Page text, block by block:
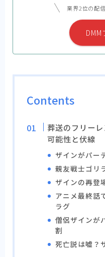
業界2位の配
Contents
葬送のフリー
可能性と伏線
ザインがパー
親友戦士ゴリ
ザインの再登
アニメ最終話
ラグ
僧侶ザインが
割
死亡説は嘘？